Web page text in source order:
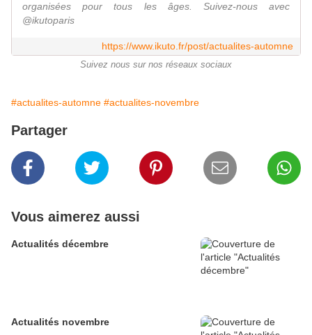
organisées pour tous les âges. Suivez-nous avec
@ikutoparis
https://www.ikuto.fr/post/actualites-automne
Suivez nous sur nos réseaux sociaux
#actualites-automne #actualites-novembre
Partager
Vous aimerez aussi
Actualités décembre
Actualités novembre